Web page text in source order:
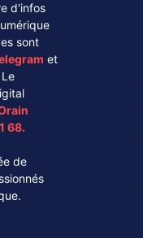
d'infos
sont
et
Le
68.
de